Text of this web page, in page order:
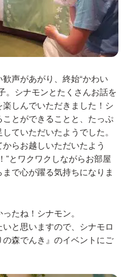
声があがり、終始“かわい
。シナモンとたくさんお話を
しんでいただきました！シ
とができることと、たっぷ
ていただいたようでした。
らお越しいただいたよう
”とワクワクしながらお部屋
で心が躍る気持ちになりま
たね！シナモン。
と思いますので、シナモロ
森でんき』のイベントにご